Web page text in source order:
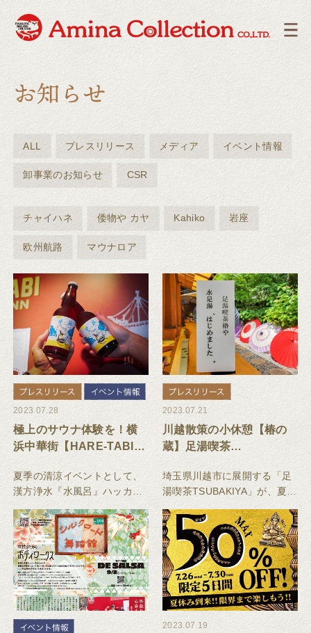
ALL プレスリリース メディア イベント情報
卸事業のお知らせ CSR
チャイハネ 倭物や カヤ Kahiko 岩座
欧州航路 マウナロア
2023.07.28
極上のサウナ体験を！横
浜中華街【HARE-TABI
ント開始
夏季の清涼イベントとして、
漢方浄水『水風呂』ハッカ倍
茶のロウリュ、フローズンド
リンクなどを発売。『横浜サ
旅ビール-Helles-』を2023年7
月31日に発売いたします。
2023.07.21
川越散策の小休憩【椿の
蔵】足湯喫茶
「カキ氷」と「水足湯」
埼玉県川越市に展開する「足
湯喫茶TSUBAKIYA」が、夏季
呂）のサービスを2023年7月
よりスタートいたしました。
和雑貨「倭物やカヤ」「岩座-
IWAKURA-」の２店舗が入
2023.07.19